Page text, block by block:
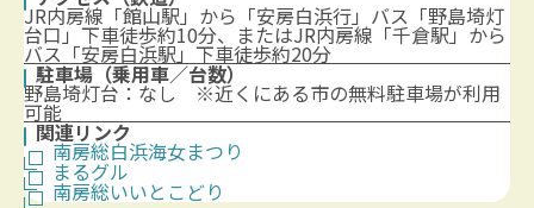
JR内房線「館山駅」から「安房白浜行」バス「野島埼灯
台口」下車徒歩約10分、またはJR内房線「千倉駅」から
バス「安房白浜駅」下車徒歩約20分
駐車場（乗用車／台数）
野島埼灯台：なし ※近くにある市の無料駐車場が利用
可能
関連リンク
南房総白浜海女まつり
まるグル
南房総いいとこどり